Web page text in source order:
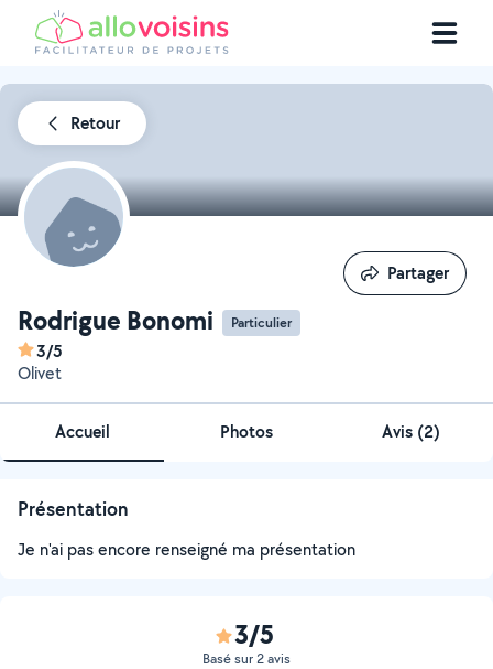
Retour
Rodrigue Bonomi Particulier
3/5
Olivet
Partager
Partager
Accueil Photos Avis (2)
Présentation
Je n'ai pas encore renseigné ma présentation
3/5
Basé sur 2 avis